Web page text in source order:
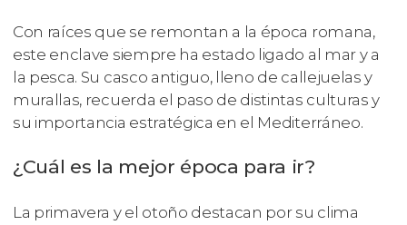
Con raíces que se remontan a la época romana,
este enclave siempre ha estado ligado al mar y a
la pesca. Su casco antiguo, lleno de callejuelas y
murallas, recuerda el paso de distintas culturas y
su importancia estratégica en el Mediterráneo.
¿Cuál es la mejor época para ir?
La primavera y el otoño destacan por su clima